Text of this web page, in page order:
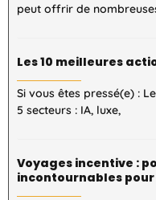
peut offrir de
Les 10 meilleures
Si vous êtes pressé(e) :
5 secteurs : IA, luxe,
Voyages incentive :
incontournables